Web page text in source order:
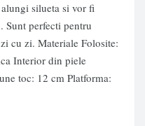
silueta si vor fi
Sunt perfecti pentru
cu zi. Materiale Folosite:
Interior din piele
toc: 12 cm Platforma: